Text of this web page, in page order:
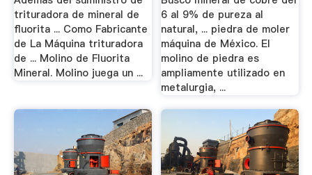
trituradora de mineral de
fluorita ... Como Fabricante
de La Máquina trituradora
de ... Molino de Fluorita
Mineral. Molino juega un ...
6 al 9% de pureza al
natural, ... piedra de moler
máquina de México. El
molino de piedra es
ampliamente utilizado en
metalurgia, ...